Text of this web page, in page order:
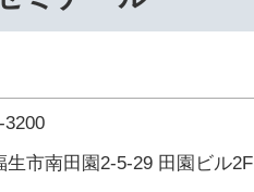
3200
生市南田園2-5-29 田園ビル2F